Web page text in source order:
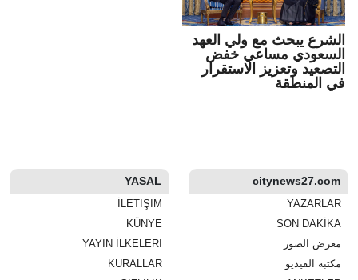
الشرع يبحث مع ولي العهد
السعودي مساعي خفض
التصعيد وتعزيز الاستقرار
في المنطقة
citynews27.com
معرض الصور
مكتبة الفيديو
YASAL